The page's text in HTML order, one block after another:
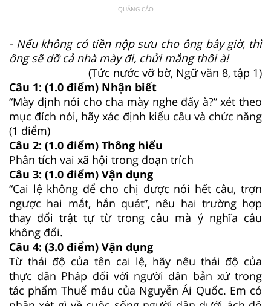
QUẢNG CÁO
- Nếu không có tiền nộp sưu cho ông bây giờ, thì
ông sẽ dỡ cả nhà mày đi, chửi mắng thôi à!
(Tức nước vỡ bờ, Ngữ văn 8, tập 1)
Câu 1: (1.0 điểm) Nhận biết
“Mày định nói cho cha mày nghe đấy à?” xét theo
mục đích nói, hãy xác định kiểu câu và chức năng
(1 điểm)
Câu 2: (1.0 điểm) Thông hiểu
Phân tích vai xã hội trong đoạn trích
Câu 3: (1.0 điểm) Vận dụng
“Cai lệ không để cho chị được nói hết câu, trợn
ngược hai mắt, hắn quát”, nêu hai trường hợp
thay đổi trật tự từ trong câu mà ý nghĩa câu
không đổi.
Câu 4: (3.0 điểm) Vận dụng
Từ thái độ của tên cai lệ, hãy nêu thái độ của
thực dân Pháp đối với người dân bản xứ trong
tác phấm Thuế máu của Nguyễn Ái Quốc. Em có